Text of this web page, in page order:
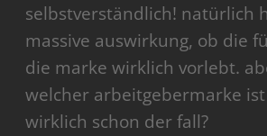
selbstverständlich! natürlich
massive auswirkung, ob die
die marke wirklich vorlebt.
welcher arbeitgebermarke
wirklich schon der fall?